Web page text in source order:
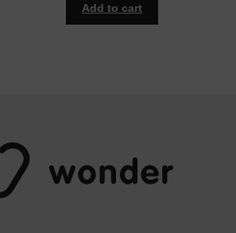
Add to cart